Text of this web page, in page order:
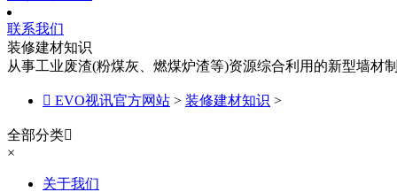
联系我们
装修建材知识
从事工业废渣(粉煤灰、燃煤炉渣等)资源综合利用的新型墙材
 EVO视讯官方网站 > 装修建材知识 >
全部分类
×
关于我们